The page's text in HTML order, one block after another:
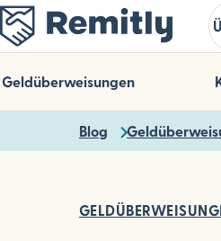
Skip
to
main
content
Geldüberweisungen
Blog